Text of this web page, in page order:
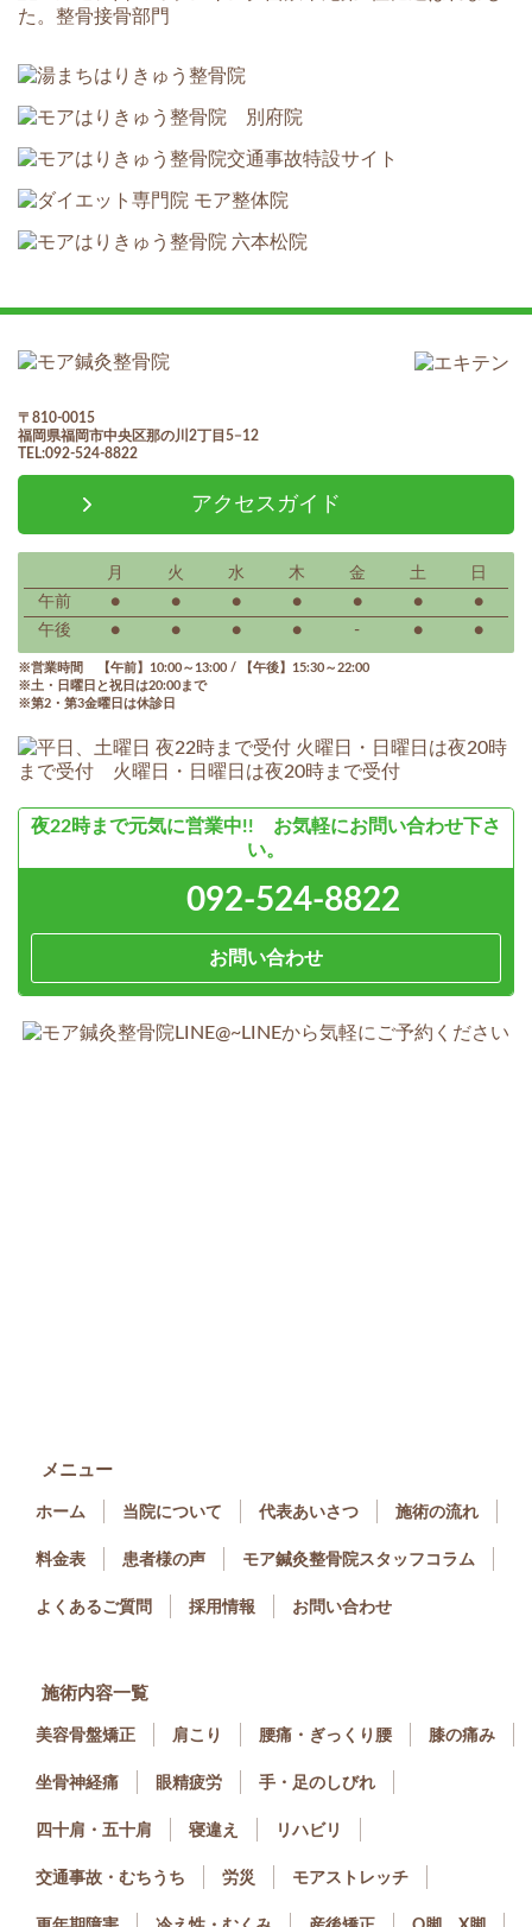
〒810-0015
福岡県福岡市中央区那の川2丁目5−12
TEL:092-524-8822
アクセスガイド
月 火 水 木 金 土
日
午前
● ● ● ● ● ●
●
午後
● ● ● ● - ● ●
営業時間 【午前】10:00～13:00 / 【午後】15:30～22:00
土・日曜日と祝日は20:00まで
第2・第3金曜日は休診日
夜22時まで元気に営業中!! お気軽にお問い合わせ下さ
い。
092-524-8822
お問い合わせ
メニュー
ホーム 当院について 代表あいさつ 施術の流れ
料金表 患者様の声 モア鍼灸整骨院スタッフコラム
よくあるご質問 採用情報 お問い合わせ
施術内容一覧
美容骨盤矯正 肩こり 腰痛・ぎっくり腰 膝の痛み
坐骨神経痛 眼精疲労 手・足のしびれ
四十肩・五十肩 寝違え リハビリ
交通事故・むちうち 労災 モアストレッチ